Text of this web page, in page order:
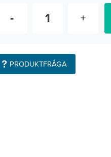
PRODUKTFRÅGA
- +